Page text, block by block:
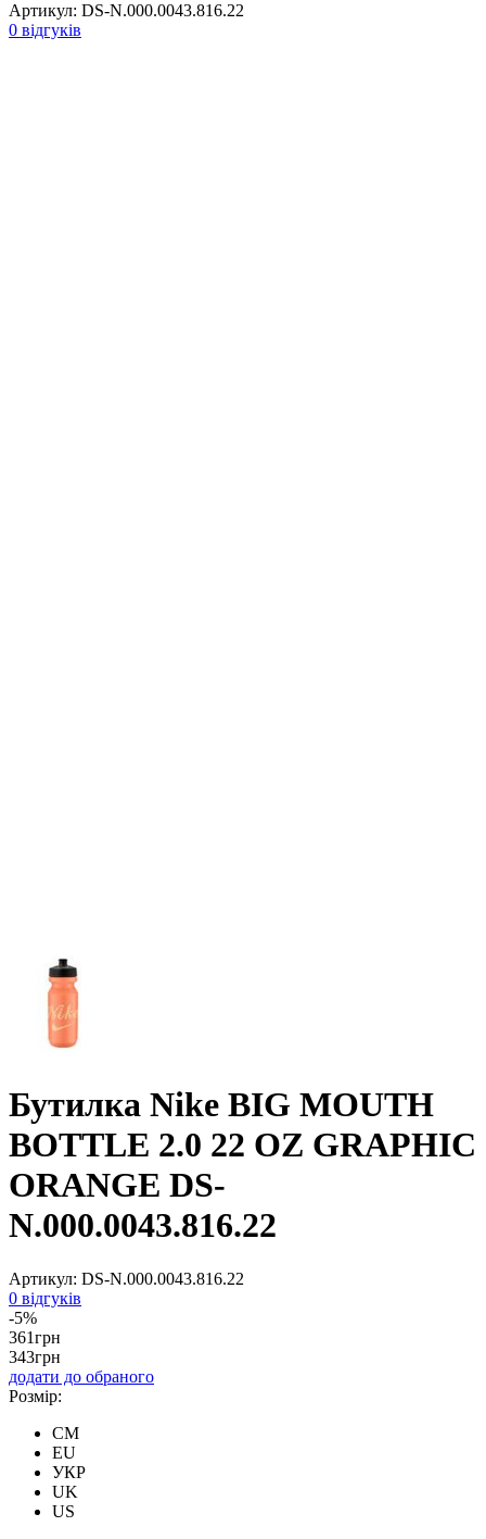
Артикул: DS-N.000.0043.816.22
0 відгуків
Бутилка Nike BIG MOUTH
BOTTLE 2.0 22 OZ GRAPHIC
ORANGE DS-
N.000.0043.816.22
Артикул: DS-N.000.0043.816.22
0 відгуків
-5%
361грн
343грн
додати до обраного
Розмір:
CM
EU
УКР
UK
US